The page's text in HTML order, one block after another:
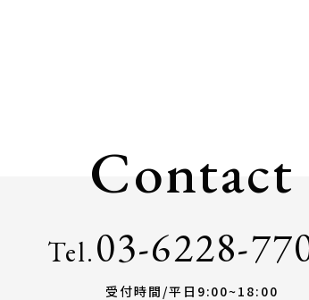
Contact
Tel.03-6228-
受付時間/平日9:00~18:00